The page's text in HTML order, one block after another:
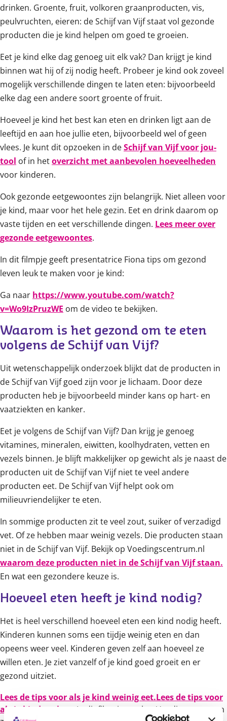
drinken. Groente, fruit, volkoren graanproducten, vis,
peulvruchten, eieren: de Schijf van Vijf staat vol gezonde
producten die je kind helpen om goed te groeien.
Eet je kind elke dag genoeg uit elk vak? Dan krijgt je kind
binnen wat hij of zij nodig heeft. Probeer je kind ook zoveel
mogelijk verschillende dingen te laten eten: bijvoorbeeld
elke dag een andere soort groente of fruit.
Hoeveel je kind het best kan eten en drinken ligt aan de
leeftijd en aan hoe jullie eten, bijvoorbeeld wel of geen
vlees. Je kunt dit opzoeken in deSchijf van Vijf voor jou-
tool of in hetoverzicht met aanbevolen hoeveelheden
voor kinderen.
Ook gezonde eetgewoontes zijn belangrijk. Niet alleen voor
je kind, maar voor het hele gezin. Eet en drink daarom op
vaste tijden en eet verschillende dingen. Lees meer over
gezonde eetgewoontes.
In dit filmpje geeft presentatrice Fiona tips om gezond
leven leuk te maken voor je kind:
Ga naar https://www.youtube.com/watch?
v=Wo9IzPruzWE om de video te bekijken.
Waarom is het gezond om te eten
volgens de Schijf van Vijf?
Uit wetenschappelijk onderzoek blijkt dat de producten in
de Schijf van Vijf goed zijn voor je lichaam. Door deze
producten heb je bijvoorbeeld minder kans op hart- en
vaatziekten en kanker.
Eet je volgens de Schijf van Vijf? Dan krijg je genoeg
vitamines, mineralen, eiwitten, koolhydraten, vetten en
vezels binnen. Je blijft makkelijker op gewicht als je naast de
producten uit de Schijf van Vijf niet te veel andere
producten eet. De Schijf van Vijf helpt ook om
milieuvriendelijker te eten.
In sommige producten zit te veel zout, suiker of verzadigd
vet. Of ze hebben maar weinig vezels. Die producten staan
niet in de Schijf van Vijf. Bekijk op Voedingscentrum.nl
waarom deze producten niet in de Schijf van Vijf staan.
En wat een gezondere keuze is.
Hoeveel eten heeft je kind nodig?
Het is heel verschillend hoeveel eten een kind nodig heeft.
Kinderen kunnen soms een tijdje weinig eten en dan
opeens weer veel. Kinderen geven zelf aan hoeveel ze
willen eten. Je ziet vanzelf of je kind goed groeit en er
gezond uitziet.
Lees de tips voor als je kind weinig eet.Lees de tips voor
als je kind veel eet. In dit filmpje van het Voedingscentrum